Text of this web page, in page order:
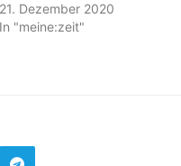
21. Dezember 2020
In "meine:zeit"